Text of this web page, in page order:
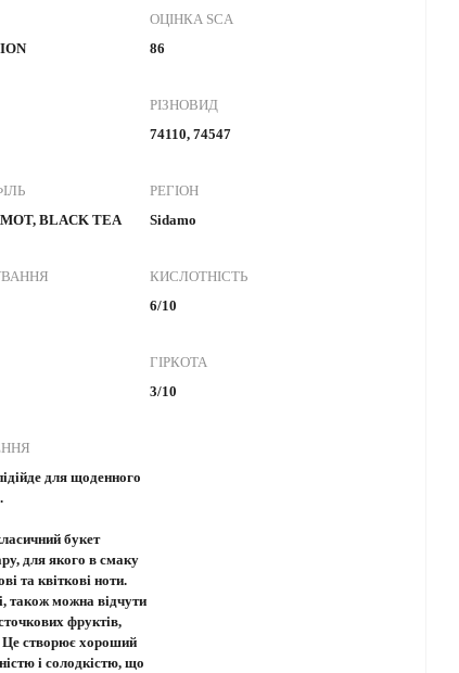
ОЦІНКА SCA
86
РІЗНОВИД
74110, 74547
BLACK TEA
РЕГІОН
Sidamo
КИСЛОТНІСТЬ
6/10
ГІРКОТА
3/10
для щоденного
букет
для якого в смаку
та квіткові ноти.
також можна відчути
фруктів,
Це створює хороший
і солодкістю, що